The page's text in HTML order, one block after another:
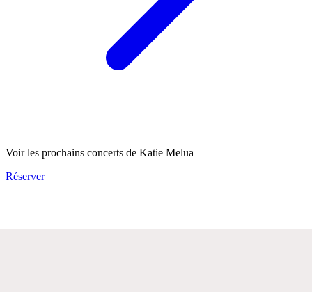
Voir les prochains concerts de Katie Melua
Réserver